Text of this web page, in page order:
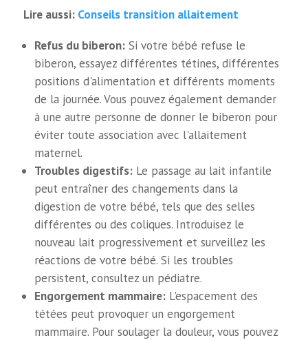
Lire aussi: Conseils transition allaitement
Refus du biberon: Si votre bébé refuse le
biberon, essayez différentes tétines, différentes
positions d'alimentation et différents moments
de la journée. Vous pouvez également demander
à une autre personne de donner le biberon pour
éviter toute association avec l'allaitement
maternel.
Troubles digestifs: Le passage au lait infantile
peut entraîner des changements dans la
digestion de votre bébé, tels que des selles
différentes ou des coliques. Introduisez le
nouveau lait progressivement et surveillez les
réactions de votre bébé. Si les troubles
persistent, consultez un pédiatre.
Engorgement mammaire: L'espacement des
tétées peut provoquer un engorgement
mammaire. Pour soulager la douleur, vous pouvez